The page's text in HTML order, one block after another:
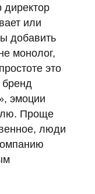
директор
или
добавить
монолог,
это
эмоции
Проще
люди